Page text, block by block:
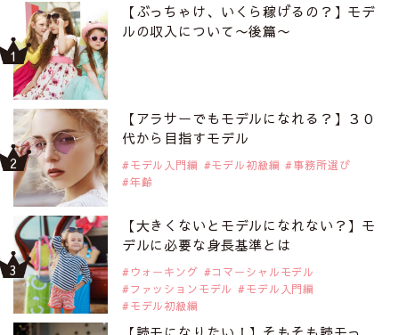
【ぶっちゃけ、いくら稼げるの？】モデ
ルの収入について〜後篇〜
【アラサーでもモデルになれる？】３０
代から目指すモデル
モデル入門編 モデル初級編
事務所選び
年齢
【大きくないとモデルになれない？】モ
デルに必要な身長基準とは
ウォーキング
コマーシャルモデル
ファッションモデル
モデル入門編
モデル初級編